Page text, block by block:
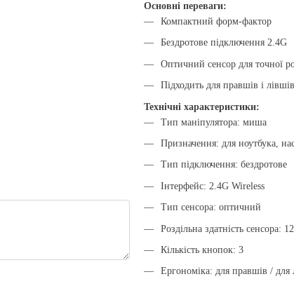
Основні переваги:
Компактний форм-фактор
Бездротове підключення 2.4G
Оптичний сенсор для точної
Підходить для правшів і лівшів
Технічні характеристики:
Тип маніпулятора: миша
Призначення: для ноутбука,
Тип підключення: бездротове
Інтерфейс: 2.4G Wireless
Тип сенсора: оптичний
Роздільна здатність сенсора:
Кількість кнопок: 3
Ергономіка: для правшів / для